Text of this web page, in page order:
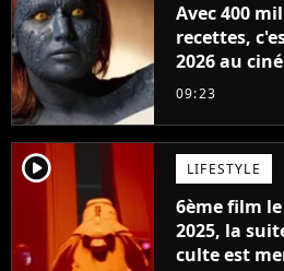
Avec 400
recettes,
2026 au
adorée
09:23
player2 LIFESTYLE
6ème film
2025, la
culte est